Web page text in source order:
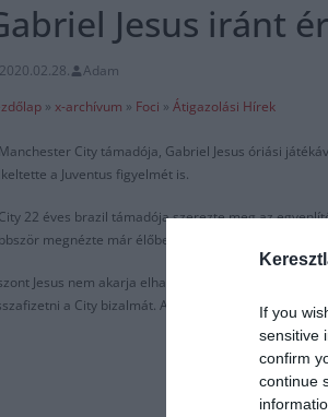
If you
sensitive
confirm
continue
Jesus iránt
2020.02.28.
Adam
» x-archívum » Foci » Átigazolási Hírek
City támadója, Gabriel Jesus óriási
a Juventus figyelmét is.
22 éves brazil támadója szerezte meg az
megnézte már élőben is.
Jesus nem akarja elhagyni a Manchestert,
a City bizalmát. Az esetleges Bajnokok